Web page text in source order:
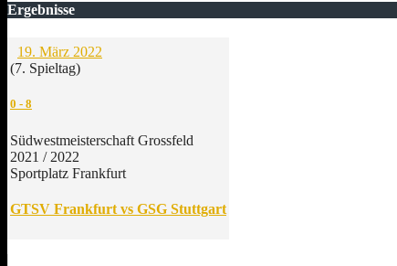
Ergebnisse
19. März 2022
(7. Spieltag)
0 - 8
Südwestmeisterschaft Grossfeld
2021 / 2022
Sportplatz Frankfurt
GTSV Frankfurt vs GSG Stuttgart